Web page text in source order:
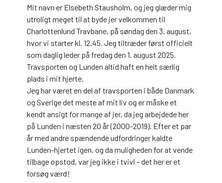
Mit navn er Elsebeth Stausholm, og jeg glæder mig
utroligt meget til at byde jer velkommen til
Charlottenlund Travbane, på søndag den 3. august,
hvor vi starter kl. 12.45. Jeg tiltræder først officielt
som daglig leder på fredag den 1. august 2025.
Travsporten og Lunden altid haft en helt særlig
plads i mit hjerte.
Jeg har været en del af travsporten i både Danmark
og Sverige det meste af mit liv og er måske et
kendt ansigt for mange af jer, da jeg arbejdede her
på Lunden i næsten 20 år (2000-2019). Efter et par
år med andre spændende udfordringer kaldte
Lunden-hjertet igen, og da muligheden for at vende
tilbage opstod, var jeg ikke i tvivl – det her er et
forsøg værd!